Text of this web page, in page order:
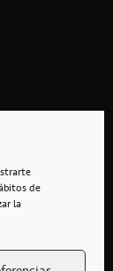
de
la